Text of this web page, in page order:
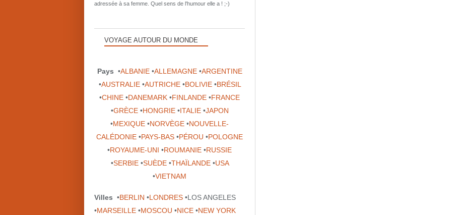
adressée à sa femme. Quel sens de l'humour elle a ! ;-)
VOYAGE AUTOUR DU MONDE
Pays •ALBANIE•ALLEMAGNE•ARGENTINE
•AUSTRALIE•AUTRICHE•BOLIVIE•BRÉSIL
•CHINE •DANEMARK •FINLANDE •FRANCE
•GRÈCE•HONGRIE•ITALIE•JAPON
•MEXIQUE •NORVÈGE •NOUVELLE-
CALÉDONIE •PAYS-BAS •PÉROU •POLOGNE
•ROYAUME-UNI •ROUMANIE •RUSSIE
•SERBIE•SUÈDE•THAÏLANDE•USA
•VIETNAM
Villes •BERLIN •LONDRES •LOS ANGELES
•MARSEILLE •MOSCOU •NICE •NEW YORK